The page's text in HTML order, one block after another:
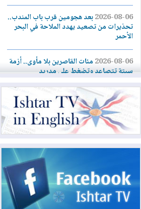
2026-08-06بعد هجومين قرب باب المندب..
تحذيرات من تصعيد يهدد الملاحة في البحر
الأحمر
2026-08-06مئات القاصرين بلا مأوى.. أزمة
سبتة تتصاعد وتضغط على مدريد
2026-08-05
لمدة عام.. بدء توريد 100
مليون قدم مكعب يومياً من غاز كورمور في
إقليم كوردستان إلى وزارة الكهرباء العراقية
ملامح أخطر التحديات التي تواجه العراق
2026-08-05
حرائق فرنسا.. توقيف 402
شخص بينهم 156 قاصرا منذ بداية موسم
الحرائق